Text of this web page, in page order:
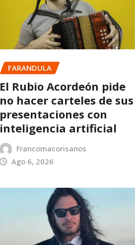
FARANDULA
El Rubio Acordeón pide
no hacer carteles de sus
presentaciones con
inteligencia artificial
Francomacorisanos
Ago 6, 2026